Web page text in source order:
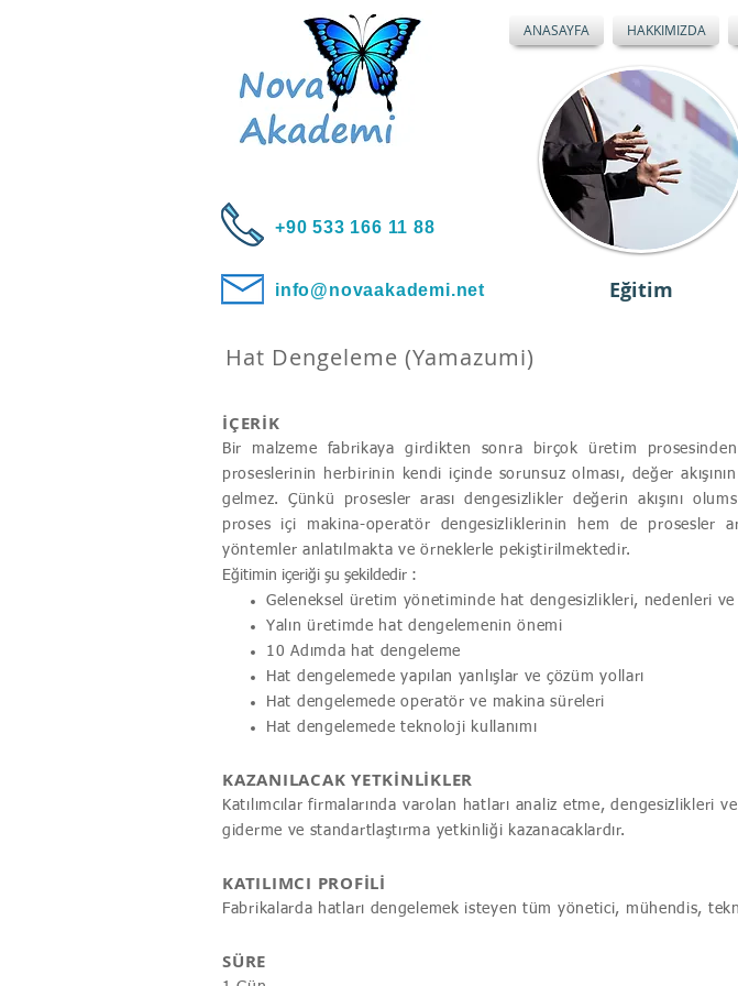
+90 533 166 11 88
info@novaakademi.net
ANASAYFA HAKKIMIZDA
Eğitim
Hat Dengeleme (Yamazumi)
İÇERİK
Bir malzeme fabrikaya girdikten sonra birçok üretim
proseslerinin herbirinin kendi içinde sorunsuz olması, değer
gelmez. Çünkü prosesler arası dengesizlikler değerin akışını
proses içi makina-operatör dengesizliklerinin hem de prosesler
yöntemler anlatılmakta ve örneklerle pekiştirilmektedir.
Eğitimin içeriği şu şekildedir :
Geleneksel üretim yönetiminde hat dengesizlikleri, nedenleri ve
Yalın üretimde hat dengelemenin önemi
10 Adımda hat dengeleme
Hat dengelemede yapılan yanlışlar ve çözüm yolları
Hat dengelemede operatör ve makina süreleri
Hat dengelemede teknoloji kullanımı
KAZANILACAK YETKİNLİKLER
Katılımcılar firmalarında varolan hatları analiz etme, dengesizlikleri
giderme ve standartlaştırma yetkinliği kazanacaklardır.
KATILIMCI PROFİLİ
Fabrikalarda hatları dengelemek isteyen tüm yönetici, mühendis,
SÜRE